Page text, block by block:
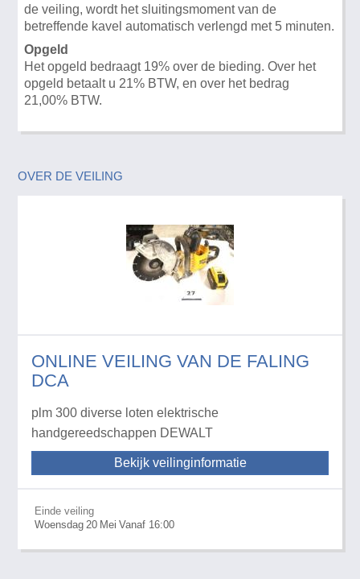
de veiling, wordt het sluitingsmoment van de
betreffende kavel automatisch verlengd met 5 minuten.
Opgeld
Het opgeld bedraagt 19% over de bieding. Over het
opgeld betaalt u 21% BTW, en over het bedrag
21,00% BTW.
OVER DE VEILING
ONLINE VEILING VAN DE FALING
DCA
plm 300 diverse loten elektrische
handgereedschappen DEWALT
Bekijk veilinginformatie
Einde veiling
Woensdag 20 Mei Vanaf 16:00